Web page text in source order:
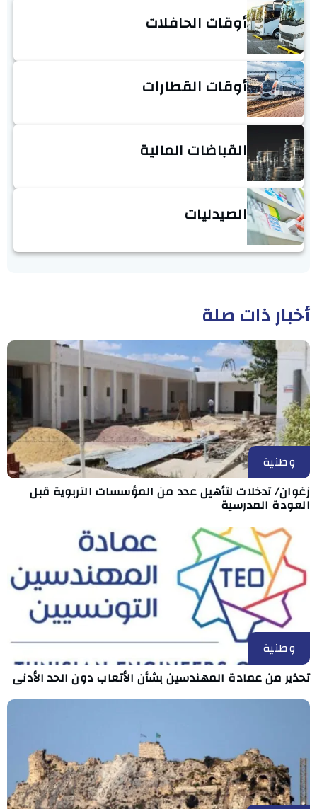
أوقات الحافلات
أوقات القطارات
القباضات المالية
الصيدليات
أخبار ذات صلة
وطنية
زغوان/ تدخلات لتأهيل عدد من المؤسسات التربوية قبل
العودة المدرسية
وطنية
تحذير من عمادة المهندسين بشأن الأتعاب دون الحد الأدنى